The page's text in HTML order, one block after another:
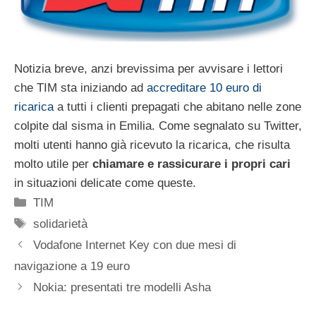
Notizia breve, anzi brevissima per avvisare i lettori
che TIM sta iniziando ad accreditare 10 euro di
ricaricaa tutti i clienti prepagati che abitano nelle zone
colpite dal sisma in Emilia. Come segnalato su Twitter,
molti utenti hanno già ricevuto la ricarica, che risulta
molto utile per chiamare e rassicurare i propri cari
in situazioni delicate come queste.
Categorie
TIM
Tag
solidarietà
Vodafone Internet Key con due mesi di
navigazione a 19 euro
Nokia: presentati tre modelli Asha